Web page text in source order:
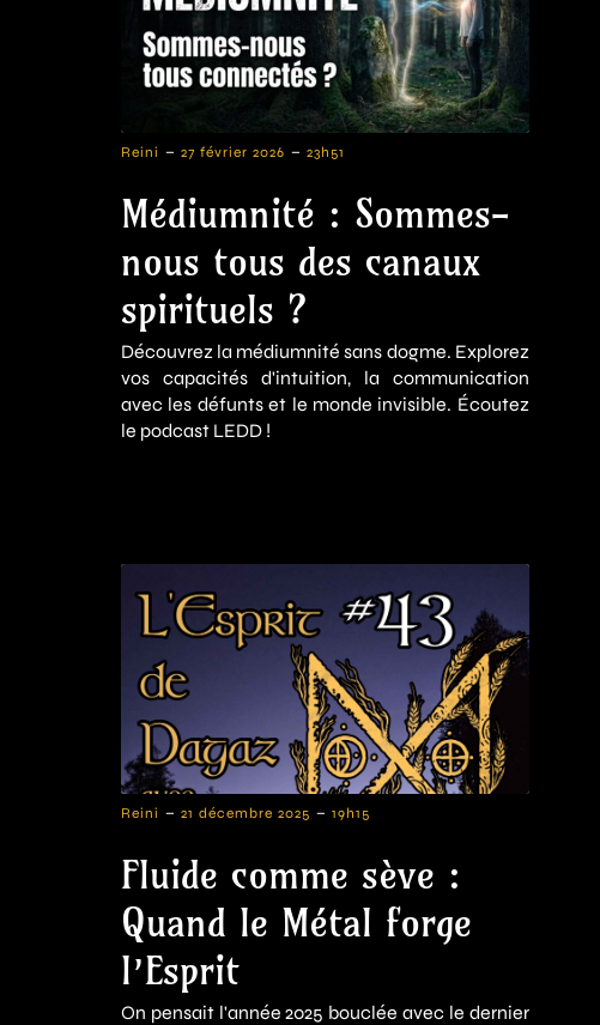
Reini - 27 février 2026 - 23h51
Médiumnité : Sommes-
nous tous des canaux
spirituels ?
Découvrez la médiumnité sans dogme. Explorez
vos capacités d'intuition, la communication
avec les défunts et le monde invisible. Écoutez
le podcast LEDD !
Reini - 21 décembre 2025 - 19h15
Fluide comme sève :
Quand le Métal forge
l’Esprit
On pensait l'année 2025 bouclée avec le dernier